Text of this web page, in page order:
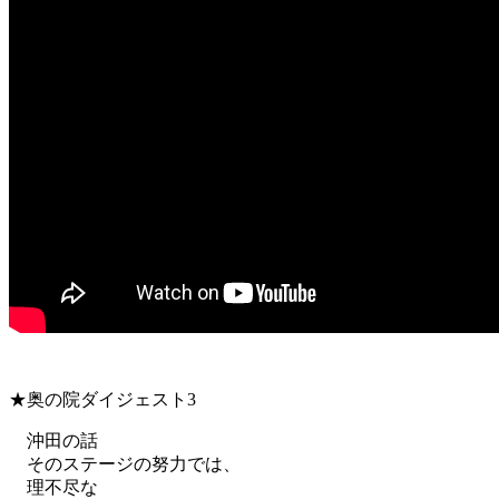
★奥の院ダイジェスト3
沖田の話
そのステージの努力では、
理不尽な